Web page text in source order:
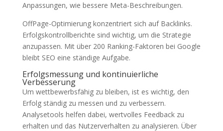
Anpassungen, wie bessere Meta-Beschreibungen.
OffPage-Optimierung konzentriert sich auf Backlinks.
Erfolgskontrollberichte sind wichtig, um die Strategie
anzupassen. Mit über 200 Ranking-Faktoren bei Google
bleibt SEO eine ständige Aufgabe.
Erfolgsmessung und kontinuierliche
Verbesserung
Um wettbewerbsfähig zu bleiben, ist es wichtig, den
Erfolg ständig zu messen und zu verbessern.
Analysetools helfen dabei, wertvolles Feedback zu
erhalten und das Nutzerverhalten zu analysieren. Über